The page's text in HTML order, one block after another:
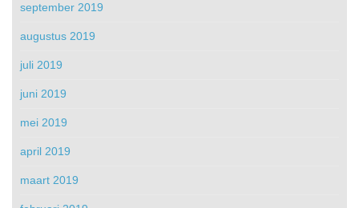
september 2019
augustus 2019
juli 2019
juni 2019
mei 2019
april 2019
maart 2019